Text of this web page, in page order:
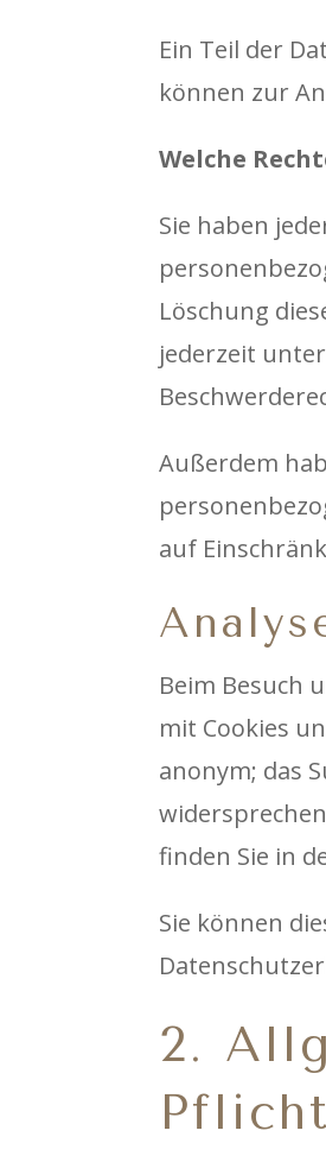
Ein Teil der
können zur
Welche
Sie haben
Löschung
jederzeit
Außerdem
auf
Beim Besuch
mit Cookies
anonym; das
finden Sie in
Sie können
2.